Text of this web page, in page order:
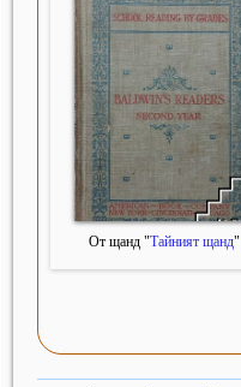
От щанд "Тайният щанд"